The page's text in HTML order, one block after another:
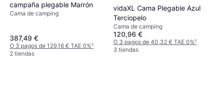
campaña plegable Marrón
Cama de camping
387,49 €
O 3 pagos de 129,16 € TAE 0%¹
2 tiendas
vidaXL Cama Plegable Azul
Terciopelo
Cama de camping
120,96 €
O 3 pagos de 40,32 € TAE 0%¹
3 tiendas